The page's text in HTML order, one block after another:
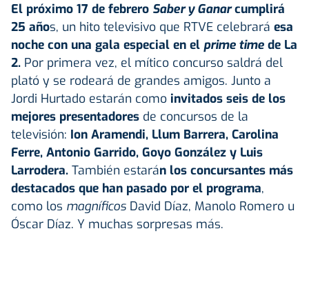
El próximo 17 de febrero Saber y Ganarcumplirá
25 años, un hito televisivo que RTVE celebrará esa
noche con una gala especial en el prime time de La
2. Por primera vez, el mítico concurso saldrá del
plató y se rodeará de grandes amigos. Junto a
Jordi Hurtado estarán como invitados seis de los
mejores presentadores de concursos de la
televisión: Ion Aramendi, Llum Barrera, Carolina
Ferre, Antonio Garrido, Goyo González y Luis
Larrodera. También estarán los concursantes más
destacados que han pasado por el programa,
como los magníficos David Díaz, Manolo Romero u
Óscar Díaz. Y muchas sorpresas más.